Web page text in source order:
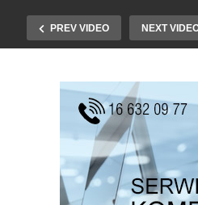
PREV VIDEO NEXT